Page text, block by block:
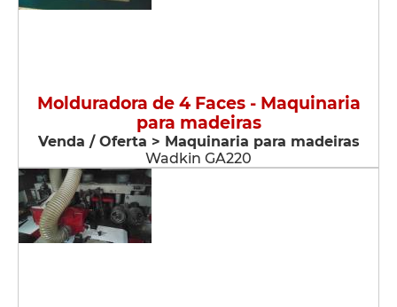
Molduradora de 4 Faces - Maquinaria
para madeiras
Venda / Oferta > Maquinaria para madeiras
Wadkin GA220